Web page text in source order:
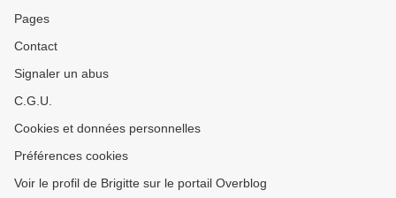
Pages
Contact
Signaler un abus
C.G.U.
Cookies et données personnelles
Préférences cookies
Voir le profil de Brigitte sur le portail Overblog